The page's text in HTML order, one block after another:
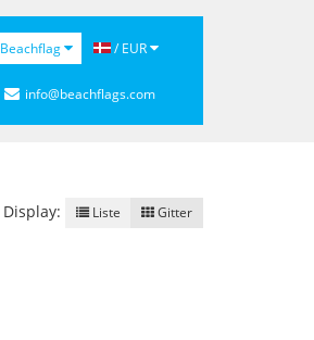
Beachflag / EUR
info@beachflags.com
Display: Liste Gitter